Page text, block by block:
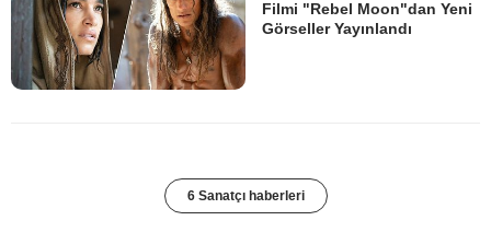
Filmi "Rebel Moon"dan Yeni
Görseller Yayınlandı
6 Sanatçı haberleri